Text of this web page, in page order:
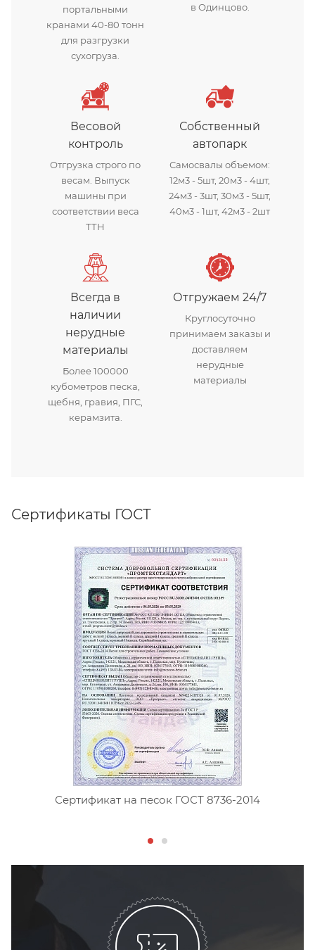
портальными
кранами 40-80 тонн
для разгрузки
сухогруза.
в Одинцово.
Весовой
контроль
Отгрузка строго по
весам. Выпуск
машины при
соответствии веса
ТТН
Собственный
автопарк
Самосвалы объемом:
12м3 - 5шт, 20м3 - 4шт,
24м3 - 3шт, 30м3 - 5шт,
40м3 - 1шт, 42м3 - 2шт
Всегда в
наличии
нерудные
материалы
Более 100000
кубометров песка,
щебня, гравия, ПГС,
керамзита.
Отгружаем 24/7
Круглосуточно
принимаем заказы и
доставляем
нерудные
материалы
Сертификаты ГОСТ
Сертификат на песок ГОСТ 8736-2014